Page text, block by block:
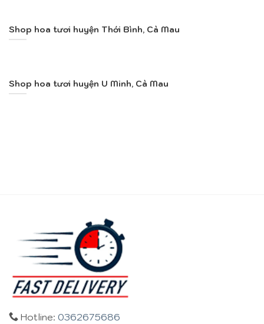
Shop hoa tươi huyện Thới Bình, Cà Mau
Shop hoa tươi huyện U Minh, Cà Mau
Hotline: 0362675686